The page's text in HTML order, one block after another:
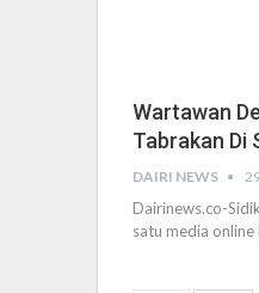
Wartawan
Tabrakan Di
DAIRI NEWS
Dairinews.co-
satu media